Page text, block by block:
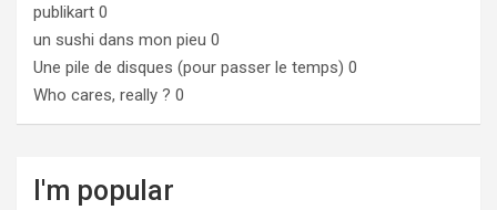
publikart 0
un sushi dans mon pieu 0
Une pile de disques (pour passer le temps) 0
Who cares, really ? 0
I'm popular